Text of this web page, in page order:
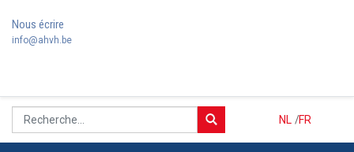
Nous écrire
info@ahvh.be
NL FR
/